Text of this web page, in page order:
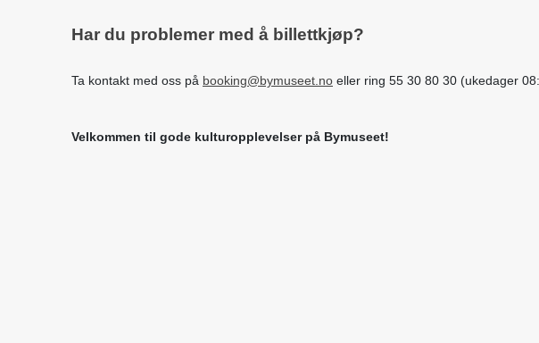
Har du problemer med å billettkjøp?
Ta kontakt med oss på booking@bymuseet.no eller ring 55 30 80 30 (ukedager
Velkommen til gode kulturopplevelser på Bymuseet!